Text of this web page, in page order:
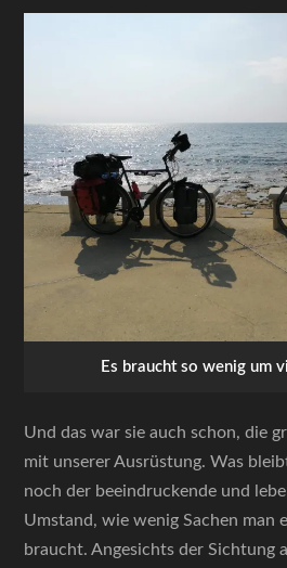
Es braucht so wenig um
Und das war sie auch schon, die
mit unserer Ausrüstung. Was
noch der beeindruckende und
Umstand, wie wenig Sachen man
braucht. Angesichts der Sichtung